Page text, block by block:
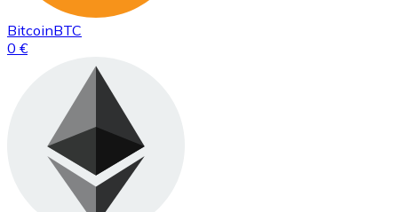
BitcoinBTC
0 €